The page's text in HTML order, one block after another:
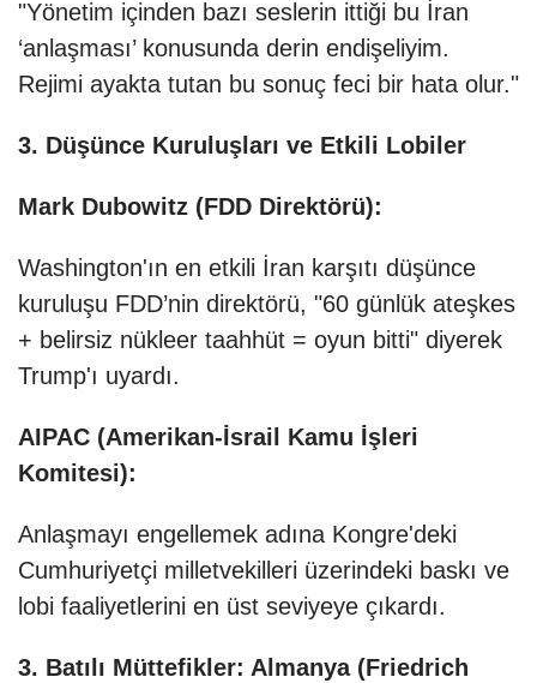
"Yönetim içinden bazı seslerin ittiği bu İran
‘anlaşması’ konusunda derin endişeliyim.
Rejimi ayakta tutan bu sonuç feci bir hata olur."
3. Düşünce Kuruluşları ve Etkili Lobiler
Mark Dubowitz (FDD Direktörü):
Washington'ın en etkili İran karşıtı düşünce
kuruluşu FDD’nin direktörü, "60 günlük ateşkes
+ belirsiz nükleer taahhüt = oyun bitti" diyerek
Trump'ı uyardı.
AIPAC (Amerikan-İsrail Kamu İşleri
Komitesi):
Anlaşmayı engellemek adına Kongre'deki
Cumhuriyetçi milletvekilleri üzerindeki baskı ve
lobi faaliyetlerini en üst seviyeye çıkardı.
3. Batılı Müttefikler: Almanya (Friedrich